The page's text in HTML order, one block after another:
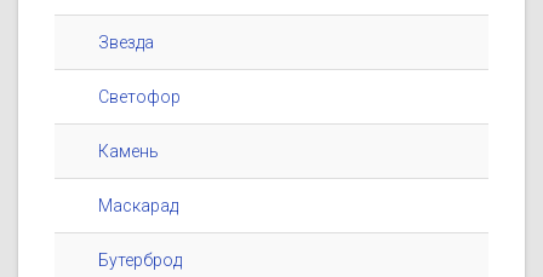
Звезда
Светофор
Камень
Маскарад
Бутерброд